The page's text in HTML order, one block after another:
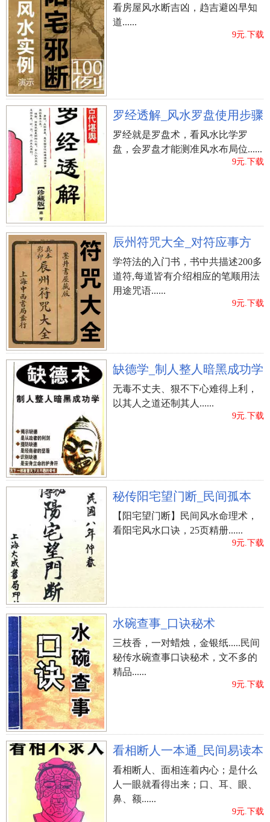
看房屋风水断吉凶，趋吉避凶早知
道......
9元.下载
罗经透解_风水罗盘使用步骤
罗经就是罗盘术，看风水比学罗
盘，会罗盘才能测准风水布局位......
9元.下载
辰州符咒大全_对符应事方
学符法的入门书，书中共描述200多
道符,每道皆有介绍相应的笔顺用法
用途咒语......
9元.下载
缺德学_制人整人暗黑成功学
无毒不丈夫、狠不下心难得上利，
以其人之道还制其人......
9元.下载
秘传阳宅望门断_民间孤本
【阳宅望门断】民间风水命理术，
看阳宅风水口诀，25页精册......
9元.下载
水碗查事_口诀秘术
三枝香，一对蜡烛，金银纸.....民间
秘传水碗查事口诀秘术，文不多的
精品......
9元.下载
看相断人一本通_民间易读本
看相断人、面相连着内心；是什么
人一眼就看得出来；口、耳、眼、
鼻、额......
9元.下载